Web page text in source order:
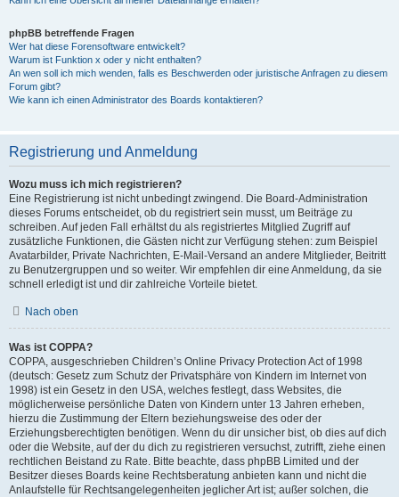
phpBB betreffende Fragen
Wer hat diese Forensoftware entwickelt?
Warum ist Funktion x oder y nicht enthalten?
An wen soll ich mich wenden, falls es Beschwerden oder juristische Anfragen zu diesem
Forum gibt?
Wie kann ich einen Administrator des Boards kontaktieren?
Registrierung und Anmeldung
Wozu muss ich mich registrieren?
Eine Registrierung ist nicht unbedingt zwingend. Die Board-Administration
dieses Forums entscheidet, ob du registriert sein musst, um Beiträge zu
schreiben. Auf jeden Fall erhältst du als registriertes Mitglied Zugriff auf
zusätzliche Funktionen, die Gästen nicht zur Verfügung stehen: zum Beispiel
Avatarbilder, Private Nachrichten, E-Mail-Versand an andere Mitglieder, Beitritt
zu Benutzergruppen und so weiter. Wir empfehlen dir eine Anmeldung, da sie
schnell erledigt ist und dir zahlreiche Vorteile bietet.
Nach oben
Was ist COPPA?
COPPA, ausgeschrieben Children’s Online Privacy Protection Act of 1998
(deutsch: Gesetz zum Schutz der Privatsphäre von Kindern im Internet von
1998) ist ein Gesetz in den USA, welches festlegt, dass Websites, die
möglicherweise persönliche Daten von Kindern unter 13 Jahren erheben,
hierzu die Zustimmung der Eltern beziehungsweise des oder der
Erziehungsberechtigten benötigen. Wenn du dir unsicher bist, ob dies auf dich
oder die Website, auf der du dich zu registrieren versuchst, zutrifft, ziehe einen
rechtlichen Beistand zu Rate. Bitte beachte, dass phpBB Limited und der
Besitzer dieses Boards keine Rechtsberatung anbieten kann und nicht die
Anlaufstelle für Rechtsangelegenheiten jeglicher Art ist; außer solchen, die